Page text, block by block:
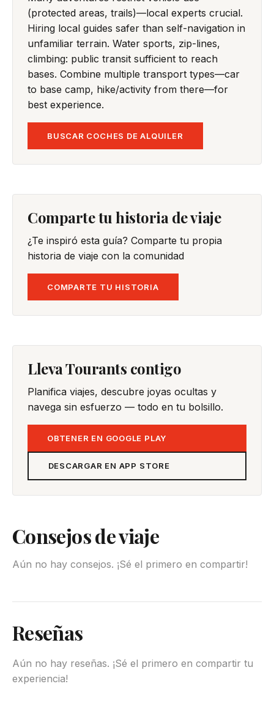
(protected areas, trails)—local experts crucial.
Hiring local guides safer than self-navigation in
unfamiliar terrain. Water sports, zip-lines,
climbing: public transit sufficient to reach
bases. Combine multiple transport types—car
to base camp, hike/activity from there—for
best experience.
BUSCAR COCHES DE ALQUILER
Comparte tu historia de viaje
¿Te inspiró esta guía? Comparte tu propia
historia de viaje con la comunidad
COMPARTE TU HISTORIA
Lleva Tourants contigo
Planifica viajes, descubre joyas ocultas y
navega sin esfuerzo — todo en tu bolsillo.
OBTENER EN GOOGLE PLAY
DESCARGAR EN APP STORE
Consejos de viaje
Aún no hay consejos. ¡Sé el primero en compartir!
Reseñas
Aún no hay reseñas. ¡Sé el primero en compartir tu
experiencia!